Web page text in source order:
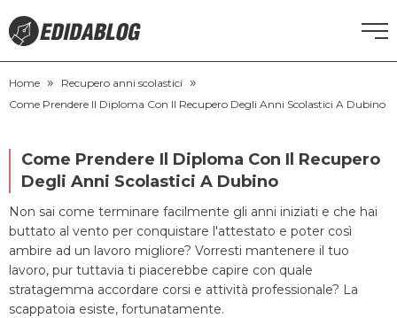
CORSI DI INGLESE
SCUOLE PRIVATE
SCUOLE SERALI
NEWS
Home » Recupero anni scolastici »
Come Prendere Il Diploma Con Il Recupero Degli Anni Scolastici A Dubino
Come Prendere Il Diploma Con Il Recupero
Degli Anni Scolastici A Dubino
Non sai come terminare facilmente gli anni iniziati e che hai
buttato al vento per conquistare l'attestato e poter così
ambire ad un lavoro migliore? Vorresti mantenere il tuo
lavoro, pur tuttavia ti piacerebbe capire con quale
stratagemma accordare corsi e attività professionale? La
scappatoia esiste, fortunatamente.